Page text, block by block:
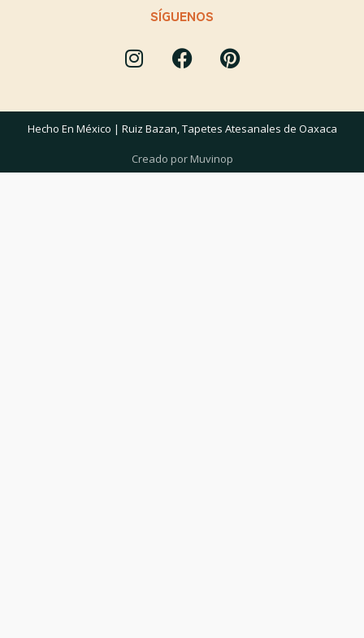
SÍGUENOS
Hecho En México | Ruiz Bazan, Tapetes Atesanales de Oaxaca
Creado por Muvinop